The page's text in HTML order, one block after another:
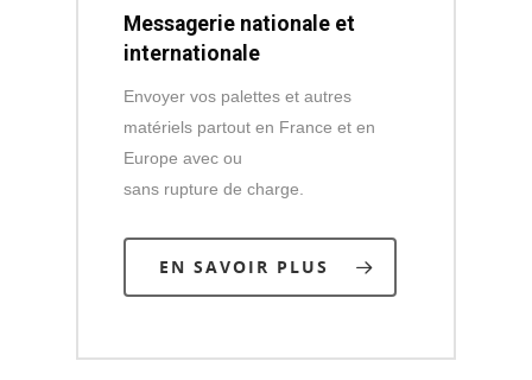
Messagerie nationale et
internationale
Envoyer vos palettes et autres
matériels partout en France et en
Europe avec ou
sans rupture de charge.
EN SAVOIR PLUS